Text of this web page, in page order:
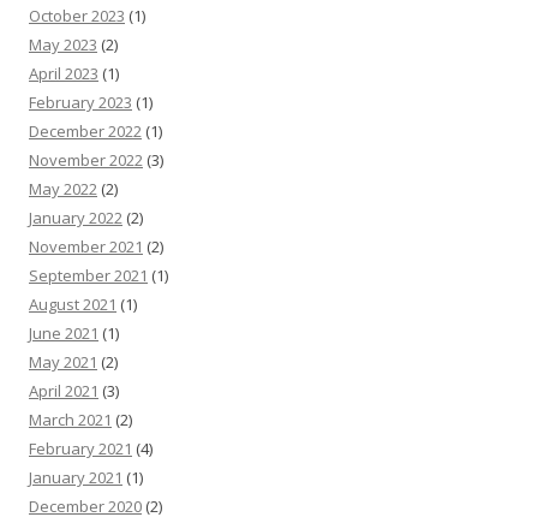
October 2023 (1)
May 2023 (2)
April 2023 (1)
February 2023 (1)
December 2022 (1)
November 2022 (3)
May 2022 (2)
January 2022 (2)
November 2021 (2)
September 2021 (1)
August 2021 (1)
June 2021 (1)
May 2021 (2)
April 2021 (3)
March 2021 (2)
February 2021 (4)
January 2021 (1)
December 2020 (2)